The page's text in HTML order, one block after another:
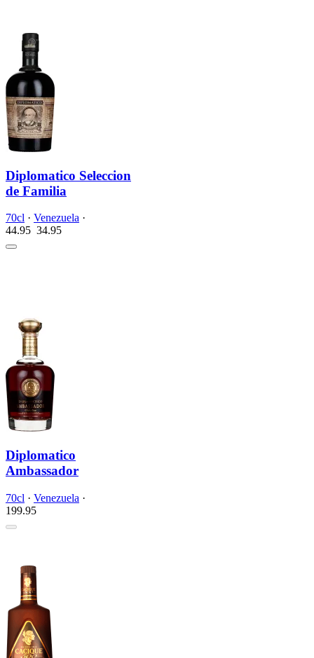
Diplomatico Seleccion
de Familia
70cl · Venezuela ·
44.95 34.95
Diplomatico
Ambassador
70cl · Venezuela ·
199.95